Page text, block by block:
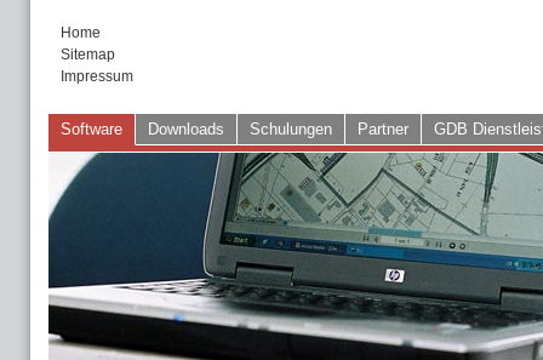
Home
Sitemap
Impressum
Software Downloads Schulungen Partner GDB